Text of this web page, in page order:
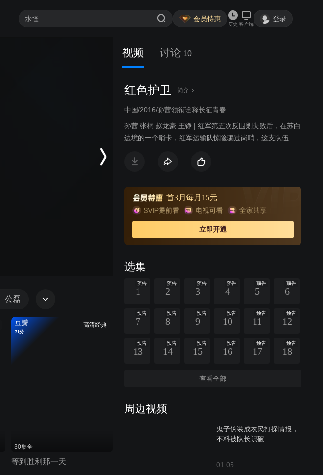
会员特惠
历史 客户端
登录
视频 讨论 10
红色护卫 简介
中国/2016/孙茜领衔诠释长征青春
孙茜 张桐 赵龙豪 王铮 | 红军第五次反围剿失败后，在苏白
边境的一个哨卡，红军运输队惊险骗过岗哨，这支队伍由
也有来凑热闹的富家子弟戴向韬，他们从南洋采购物资和
从副官处拿到了骗关者的证件后头疼不已，这个骗关的运
输队长不是别人，正是自己逃婚的未婚妻陈子萱。红军运
输队到达定西村，却发现整个定西村已是一片废墟，红军
大部队已经撤离。而此时周岳庭率领国民党军队包围了定
西村，发誓要亲自抓住这只神出鬼没的队伍。
首3月每月15元
立即开通
选集
预告
1
预告
2
预告
3
预告
4
预告
5
预告
6
预告
7
预告
8
预告
9
预告
10
预告
11
预告
12
预告
13
预告
14
预告
15
预告
16
预告
17
预告
18
查看全部
周边视频
鬼子伪装成农民打探情报，
不料被队长识破
01:05
公磊
高清经典
豆瓣
7.1分
30集全
等到胜利那一天